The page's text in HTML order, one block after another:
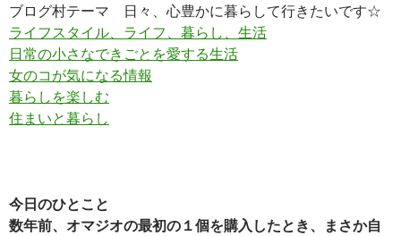
ブログ村テーマ 日々、心豊かに暮らして行きたいです☆
ライフスタイル、ライフ、暮らし、生活
日常の小さなできごとを愛する生活
女のコが気になる情報
暮らしを楽しむ
住まいと暮らし
今日のひとこと
数年前、オマジオの最初の１個を購入したとき、まさか自